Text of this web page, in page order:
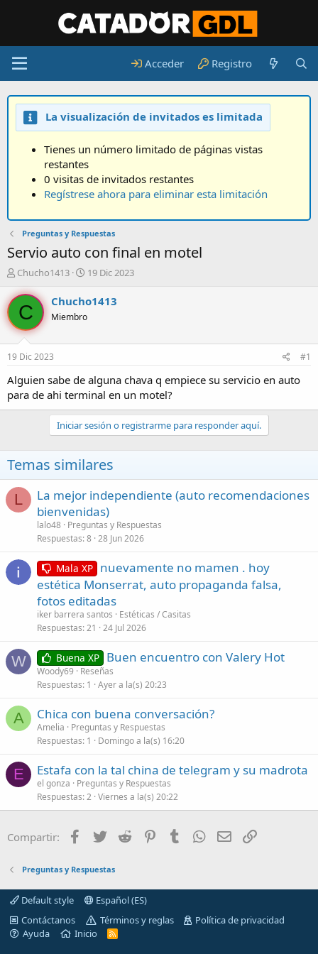
Acceder Registro
La visualización de invitados es limitada
Tienes un número limitado de páginas vistas
restantes
0 visitas de invitados restantes
Regístrese ahora para eliminar esta limitación
Preguntas y Respuestas
Servio auto con final en motel
A
t
o
d
e
e
m
a
Chucho1413
F
c
a
e
i
c
i
o
19 Dic 2023
C Chucho1413
Miembro
19 Dic 2023 #1
Alguien sabe de alguna chava q empiece su servicio en auto
para de ahi terminal en un motel?
Iniciar sesión o registrarme para responder aquí.
Temas similares
L
La mejor independiente (auto recomendaciones
bienvenidas)
lalo48 Preguntas y Respuestas
Respuestas 8 28 Jun 2026
Mala XP nuevamente no mamen . hoy
estética Monserrat, auto propaganda falsa,
fotos editadas
iker barrera santos
Estéticas / Casitas
Respuestas 21 24 Jul 2026
W Buena XP Buen encuentro con Valery Hot
Woody69
Reseñas
Respuestas 1 Ayer a la(s) 20:23
A Chica con buena conversación?
Amelia
Preguntas y Respuestas
Respuestas 1 Domingo a la(s) 16:20
E Estafa con la tal china de telegram y su madrota
el gonza
Preguntas y Respuestas
Respuestas 2 Viernes a la(s) 20:22
Compartir: Facebook
Twitter Reddit PinterestTumblrWhatsAppCorreo
Preguntas y Respuestas
Default style
Español (ES)
Contáctanos
Términos y reglas
Política de privacidad
Ayuda
Inicio
R